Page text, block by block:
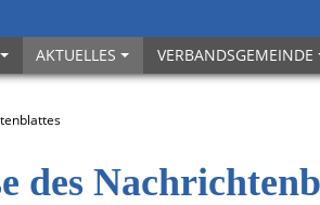
AKTUELLES VERBANDSGEMEINDE
des